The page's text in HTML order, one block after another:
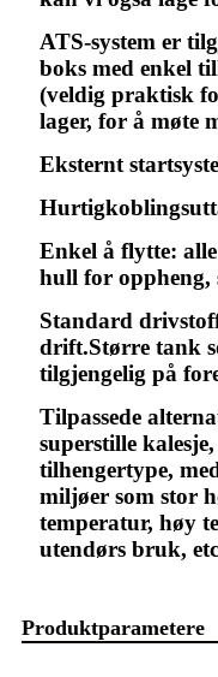
ATS-system er
boks med enkel
(veldig praktisk
lager, for å møte
Eksternt
Enkel å flytte:
hull for oppheng,
Standard
drift.Større tank
tilgjengelig på
Tilpassede
superstille
tilhengertype,
miljøer som stor
temperatur, høy
utendørs bruk,
Produktparametere